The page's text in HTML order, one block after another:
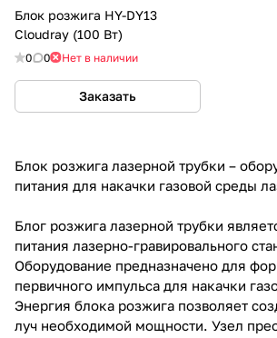
Блок розжига HY-DY13
Cloudray (100 Вт)
0 0 Нет в наличии
Заказать
Блок розжига лазерной трубки –
питания для накачки газовой среды
Блог розжига лазерной трубки
питания лазерно-гравировального
Оборудование предназначено для
первичного импульса для накачки
Энергия блока розжига позволяет
луч необходимой мощности. Узел